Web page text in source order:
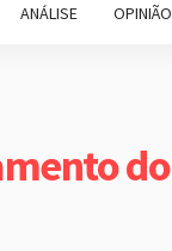
ANÁLISE OPINIÃO
do